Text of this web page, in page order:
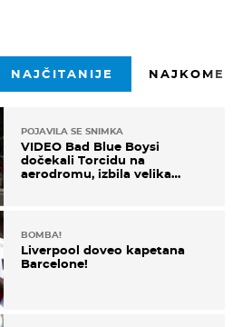
NAJČITANIJE
POJAVILA SE SNIMKA
VIDEO Bad Blue Boysi
dočekali Torcidu na
aerodromu, izbila velika
BOMBA!
Liverpool doveo kapetana
Barcelone!